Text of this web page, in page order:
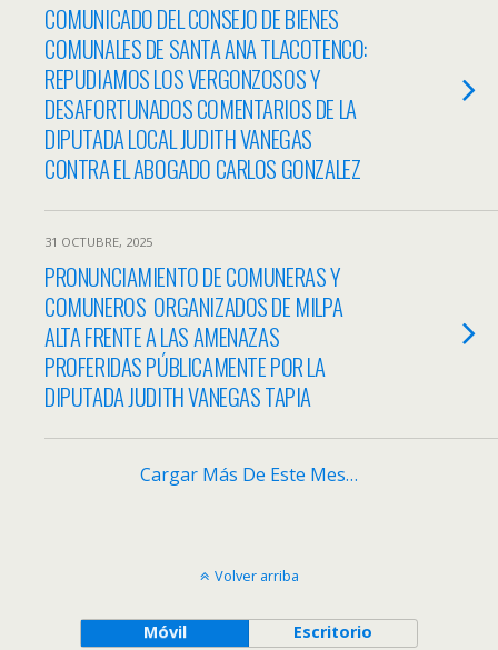
COMUNICADO DEL CONSEJO DE BIENES
COMUNALES DE SANTA ANA TLACOTENCO:
REPUDIAMOS LOS VERGONZOSOS Y
DESAFORTUNADOS COMENTARIOS DE LA
DIPUTADA LOCAL JUDITH VANEGAS
CONTRA EL ABOGADO CARLOS GONZALEZ
31 OCTUBRE, 2025
PRONUNCIAMIENTO DE COMUNERAS Y
COMUNEROS ORGANIZADOS DE MILPA
ALTA FRENTE A LAS AMENAZAS
PROFERIDAS PÚBLICAMENTE POR LA
DIPUTADA JUDITH VANEGAS TAPIA
Cargar Más De Este Mes…
Volver arriba
Móvil Escritorio